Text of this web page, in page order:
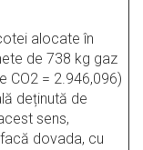
alocate în
de 738 kg gaz
CO2 = 2.946,096)
deținută de
sens,
dovada, cu